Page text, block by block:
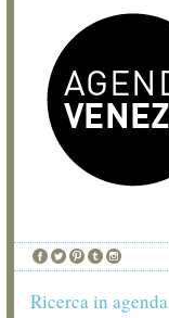
Ricerca in agenda